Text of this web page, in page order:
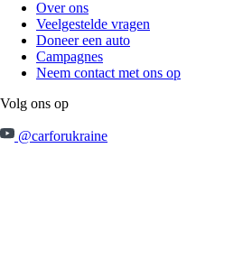
Over ons
Veelgestelde vragen
Doneer een auto
Campagnes
Neem contact met ons op
Volg ons op
@carforukraine